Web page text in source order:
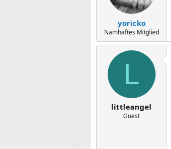
yoricko
Namhaftes Mitglied
L
littleangel
Guest